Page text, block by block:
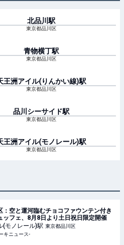
北品川 駅
東京都品川区
青物横丁駅
東京都品川区
王洲アイル(りんかい線)駅
東京都品川区
品川シーサイド駅
東京都品川区
王洲アイル(モノレール)駅
東京都品川区
：空と運河臨むチョコファウンテン付き
ッフェ、8月8日より土日祝日限定開催
(モノレール)駅 東京都品川区
キニュース-